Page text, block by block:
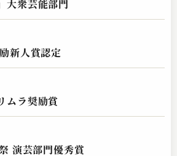
大衆芸能部門
新人賞認定
ムラ奨励賞
演芸部門優秀賞